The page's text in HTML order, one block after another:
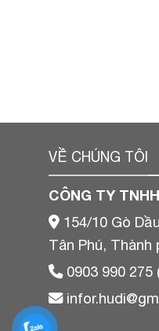
VỀ CHÚNG TÔI
CÔNG TY
154/10 Gò
Tân Phú, Thành
0903 990 275